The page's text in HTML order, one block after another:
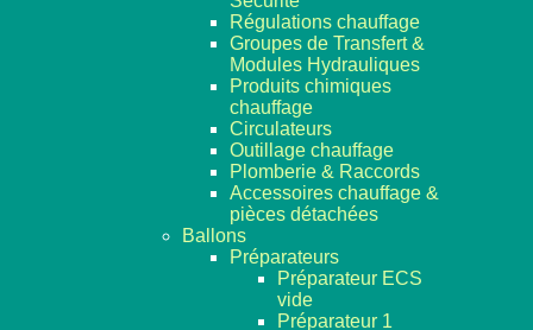
Régulations chauffage
Groupes de Transfert &
Modules Hydrauliques
Produits chimiques
chauffage
Circulateurs
Outillage chauffage
Plomberie & Raccords
Accessoires chauffage &
pièces détachées
Ballons
Préparateurs
Préparateur ECS
vide
Préparateur 1